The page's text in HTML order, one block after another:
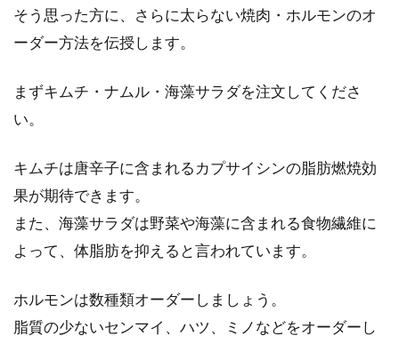
ウォーキングを運動として定期的に行っていら
っしゃるかたも、少なくないかもしれません
ね。モチベー...
らい？太る原因と対策！
の機会が増え、気づかぬうちにカロリーオーバ
ーしがちです...
ダイエット中の女性へ。体重を減ら
そう思った方に、さらに太らない焼肉・ホルモンのオ
ーダー方法を伝授します。
まずキムチ・ナムル・海藻サラダを注文してくださ
い。
キムチは唐辛子に含まれるカプサイシンの脂肪燃焼効
果が期待できます。
また、海藻サラダは野菜や海藻に含まれる食物繊維に
よって、体脂肪を抑えると言われています。
ホルモンは数種類オーダーしましょう。
脂質の少ないセンマイ、ハツ、ミノなどをオーダーし